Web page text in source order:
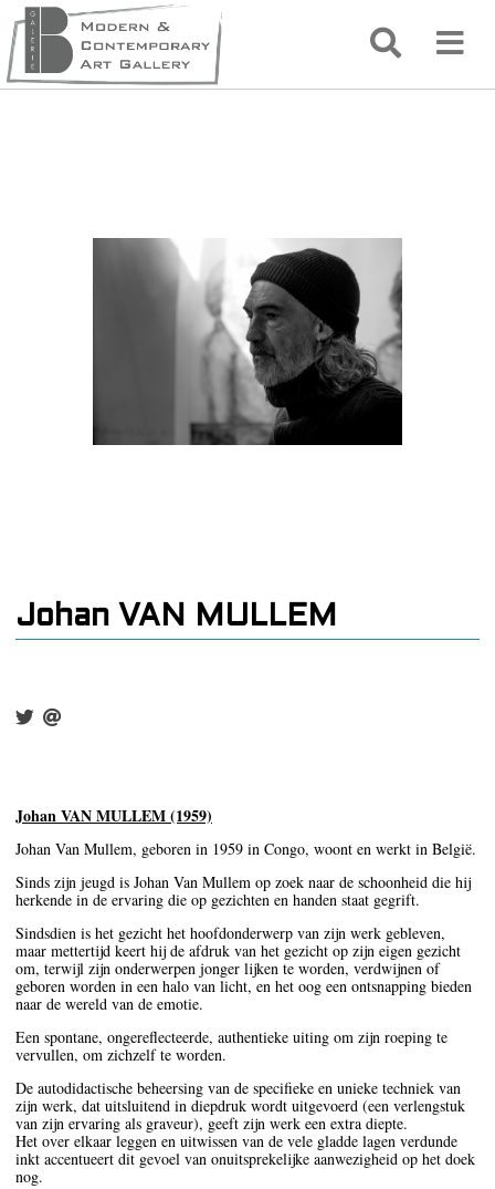
Johan VAN MULLEM
Johan VAN MULLEM (1959)
Johan Van Mullem, geboren in 1959 in Congo, woont en werkt in België.
Sinds zijn jeugd is Johan Van Mullem op zoek naar de schoonheid die hij
herkende in de ervaring die op gezichten en handen staat gegrift.
Sindsdien is het gezicht het hoofdonderwerp van zijn werk gebleven,
maar mettertijd keert hij de afdruk van het gezicht op zijn eigen gezicht
om, terwijl zijn onderwerpen jonger lijken te worden, verdwijnen of
geboren worden in een halo van licht, en het oog een ontsnapping bieden
naar de wereld van de emotie.
Een spontane, ongereflecteerde, authentieke uiting om zijn roeping te
vervullen, om zichzelf te worden.
De autodidactische beheersing van de specifieke en unieke techniek van
zijn werk, dat uitsluitend in diepdruk wordt uitgevoerd (een verlengstuk
van zijn ervaring als graveur), geeft zijn werk een extra diepte.
Het over elkaar leggen en uitwissen van de vele gladde lagen verdunde
inkt accentueert dit gevoel van onuitsprekelijke aanwezigheid op het doek
nog.